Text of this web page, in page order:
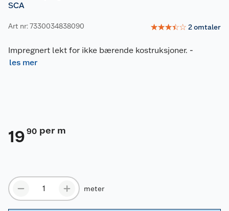
SCA
Art nr: 7330034838090 ☆☆☆☆☆ 2omtaler
Impregnert lekt for ikke bærende kostruksjoner. -
les mer
19 90 per m
meter